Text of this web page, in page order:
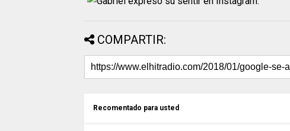
COMPARTIR:
Recomentado para usted